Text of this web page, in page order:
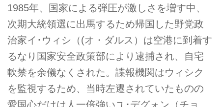
1985年、国家による弾圧が激しさを増す中、
次期大統領選に出馬するため帰国した野党政
治家イ･ウィシ（(オ・ダルス）は空港に到着す
るなり国家安全政策部により逮捕され、自宅
軟禁を余儀なくされた。諜報機関はウィシク
を監視するため、当時左遷されていたものの
愛国心だけは人一倍強いユ･デグォン（チョ